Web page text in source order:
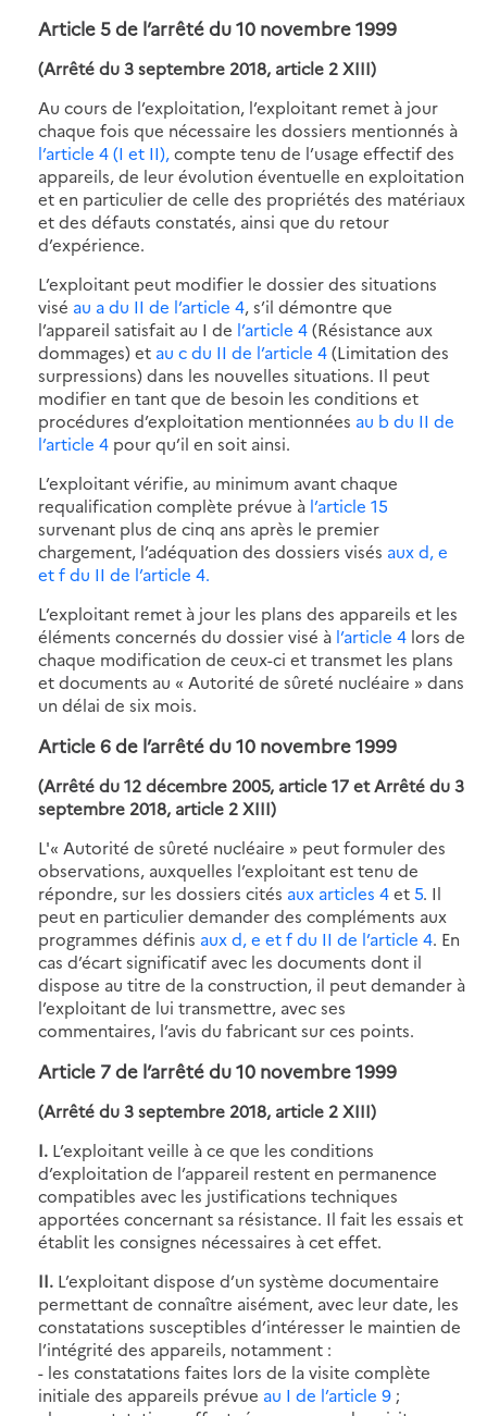
Article 5 de l’arrêté du 10 novembre 1999
(Arrêté du 3 septembre 2018, article 2 XIII)
Au cours de l’exploitation, l’exploitant remet à jour
chaque fois que nécessaire les dossiers mentionnés à
l’article 4 (I et II),compte tenu de l’usage effectif des
appareils, de leur évolution éventuelle en exploitation
et en particulier de celle des propriétés des matériaux
et des défauts constatés, ainsi que du retour
d’expérience.
L’exploitant peut modifier le dossier des situations
visé au a du II de l’article 4, s’il démontre que
l’appareil satisfait au I de l’article 4(Résistance aux
dommages) et au c du II de l’article 4(Limitation des
surpressions) dans les nouvelles situations. Il peut
modifier en tant que de besoin les conditions et
procédures d’exploitation mentionnées au b du II de
l’article 4 pour qu’il en soit ainsi.
L’exploitant vérifie, au minimum avant chaque
requalification complète prévue à l’article 15
survenant plus de cinq ans après le premier
chargement, l’adéquation des dossiers visés aux d, e
et f du II de l’article 4.
L’exploitant remet à jour les plans des appareils et les
éléments concernés du dossier visé à l’article 4 lors de
chaque modification de ceux-ci et transmet les plans
et documents au « Autorité de sûreté nucléaire » dans
un délai de six mois.
Article 6 de l’arrêté du 10 novembre 1999
(Arrêté du 12 décembre 2005, article 17 et Arrêté du 3
septembre 2018, article 2 XIII)
L'« Autorité de sûreté nucléaire » peut formuler des
observations, auxquelles l’exploitant est tenu de
répondre, sur les dossiers cités aux articles 4et5. Il
peut en particulier demander des compléments aux
programmes définis aux d, e et f du II de l’article 4. En
cas d’écart significatif avec les documents dont il
dispose au titre de la construction, il peut demander à
l’exploitant de lui transmettre, avec ses
commentaires, l’avis du fabricant sur ces points.
Article 7 de l’arrêté du 10 novembre 1999
(Arrêté du 3 septembre 2018, article 2 XIII)
I. L’exploitant veille à ce que les conditions
d’exploitation de l’appareil restent en permanence
compatibles avec les justifications techniques
apportées concernant sa résistance. Il fait les essais et
établit les consignes nécessaires à cet effet.
II. L’exploitant dispose d’un système documentaire
permettant de connaître aisément, avec leur date, les
constatations susceptibles d’intéresser le maintien de
l’intégrité des appareils, notamment :
- les constatations faites lors de la visite complète
initiale des appareils prévue au I de l’article 9 ;